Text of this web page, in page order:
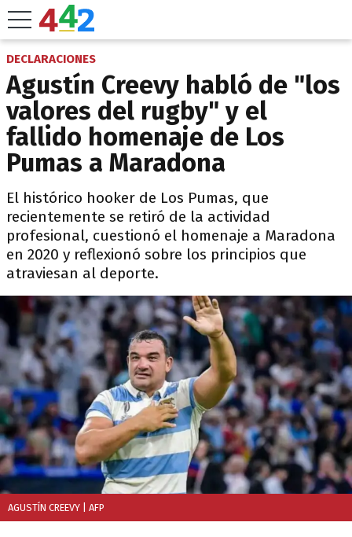
DECLARACIONES
Agustín Creevy habló de "los
valores del rugby" y el
fallido homenaje de Los
Pumas a Maradona
El histórico hooker de Los Pumas, que
recientemente se retiró de la actividad
profesional, cuestionó el homenaje a Maradona
en 2020 y reflexionó sobre los principios que
atraviesan al deporte.
AGUSTÍN CREEVY | AFP